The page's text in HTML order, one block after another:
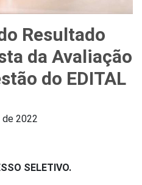
Resultado
da Avaliação
do EDITAL
2022
SELETIVO.